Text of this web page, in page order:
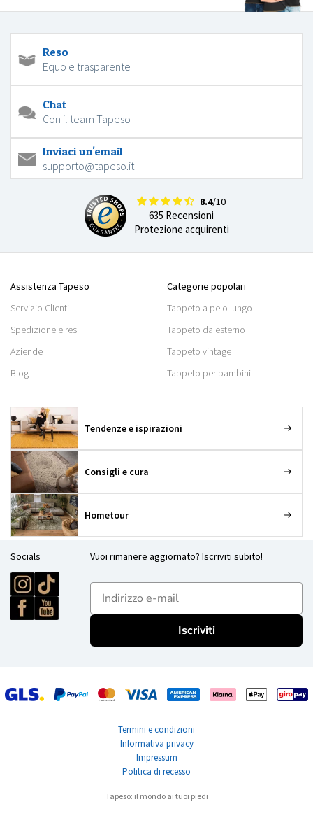
Reso
Equo e trasparente
Chat
Con il team Tapeso
Inviaci un'email
supporto@tapeso.it
8.4/10
635 Recensioni
Protezione acquirenti
Assistenza Tapeso
Servizio Clienti
Spedizione e resi
Aziende
Blog
Categorie popolari
Tappeto a pelo lungo
Tappeto da esterno
Tappeto vintage
Tappeto per bambini
Tendenze e ispirazioni
Consigli e cura
Hometour
Socials Vuoi rimanere aggiornato? Iscriviti subito!
E-mailadres
Iscriviti
Termini e condizioni
Informativa privacy
Impressum
Politica di recesso
Tapeso: il mondo ai tuoi piedi